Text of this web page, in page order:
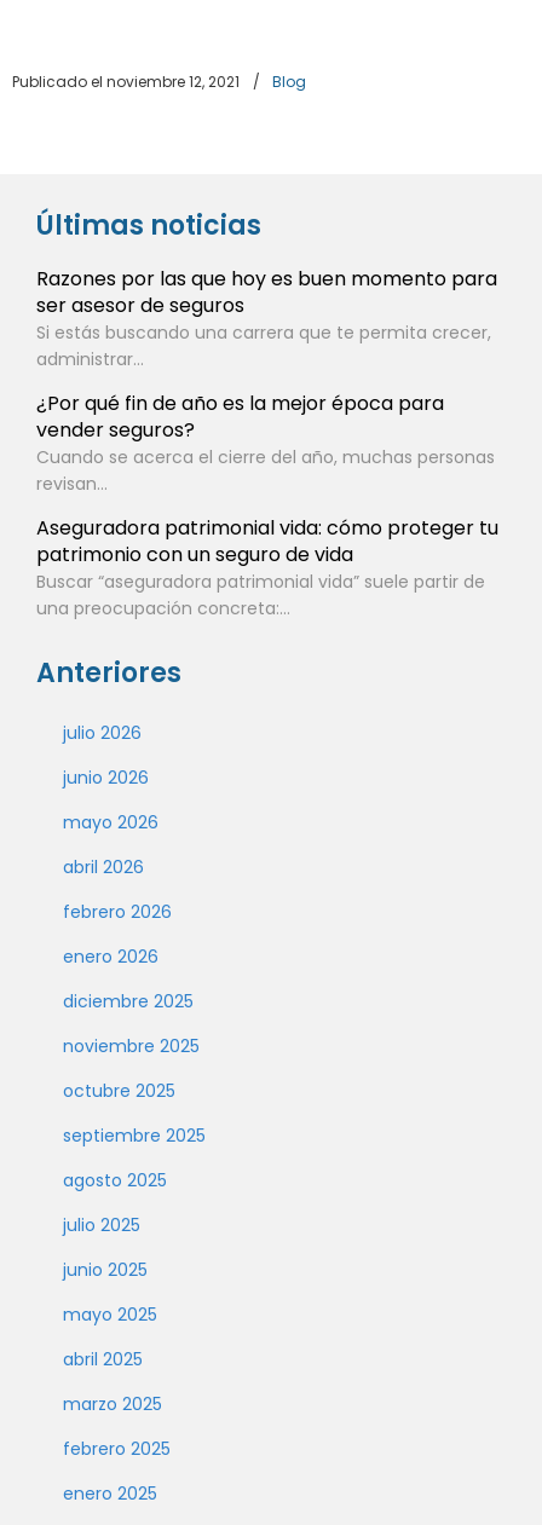
Publicado el noviembre 12, 2021 / Blog
Últimas noticias
Razones por las que hoy es buen momento para
ser asesor de seguros
Si estás buscando una carrera que te permita crecer,
administrar...
¿Por qué fin de año es la mejor época para
vender seguros?
Cuando se acerca el cierre del año, muchas personas
revisan...
Aseguradora patrimonial vida: cómo proteger tu
patrimonio con un seguro de vida
Buscar “aseguradora patrimonial vida” suele partir de
una preocupación concreta:...
Anteriores
julio 2026
junio 2026
mayo 2026
abril 2026
febrero 2026
enero 2026
diciembre 2025
noviembre 2025
octubre 2025
septiembre 2025
agosto 2025
julio 2025
junio 2025
mayo 2025
abril 2025
marzo 2025
febrero 2025
enero 2025